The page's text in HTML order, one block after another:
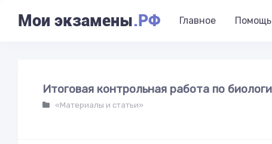
Мои экзамены.РФ Главное Помощь
Итоговая контрольная работа по
«Материалы и статьи»